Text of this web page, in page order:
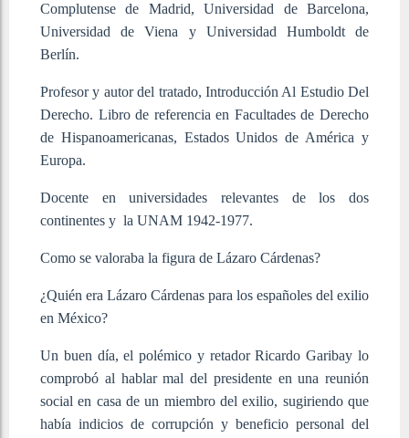
Complutense de Madrid, Universidad de Barcelona,
Universidad de Viena y Universidad Humboldt de
Berlín.
Profesor y autor del tratado, Introducción Al Estudio Del
Derecho. Libro de referencia en Facultades de Derecho
de Hispanoamericanas, Estados Unidos de América y
Europa.
Docente en universidades relevantes de los dos
continentes y la UNAM 1942-1977.
Como se valoraba la figura de Lázaro Cárdenas?
¿Quién era Lázaro Cárdenas para los españoles del exilio
en México?
Un buen día, el polémico y retador Ricardo Garibay lo
comprobó al hablar mal del presidente en una reunión
social en casa de un miembro del exilio, sugiriendo que
había indicios de corrupción y beneficio personal del